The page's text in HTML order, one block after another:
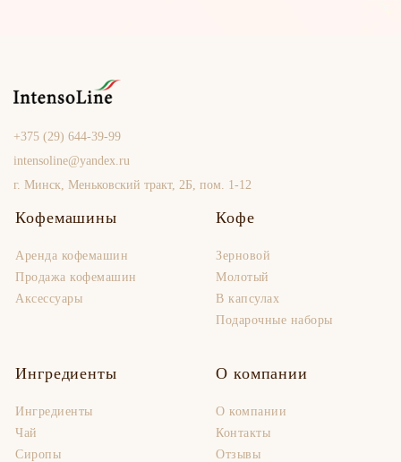
+375 (29) 644-39-99
intensoline@yandex.ru
г. Минск, Меньковский тракт, 2Б, пом. 1-12
Кофемашины
Аренда кофемашин
Продaжа кофемашин
Аксессуары
Кофе
Зерновой
Молотый
В капсулах
Подарочные наборы
Ингредиенты
Ингредиенты
Чай
Сиропы
О компании
О компании
Контакты
Отзывы